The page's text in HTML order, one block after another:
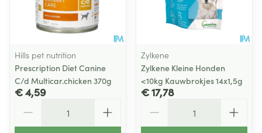
Hills pet nutrition
Prescription Diet Canine
C/d Multicar.chicken 370g
€ 4,59
Zylkene
Zylkene Kleine Honden
<10kg Kauwbrokjes 14x1,5g
€ 17,78